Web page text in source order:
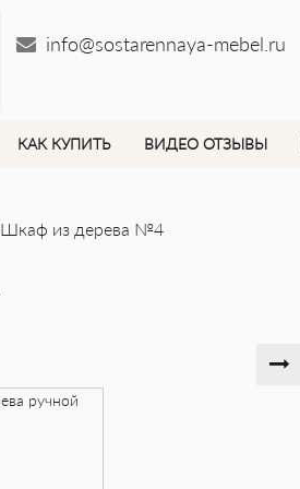
info@sostarennaya-mebel.ru
КАК КУПИТЬ ВИДЕО ОТЗЫВЫ
Шкаф из дерева №4